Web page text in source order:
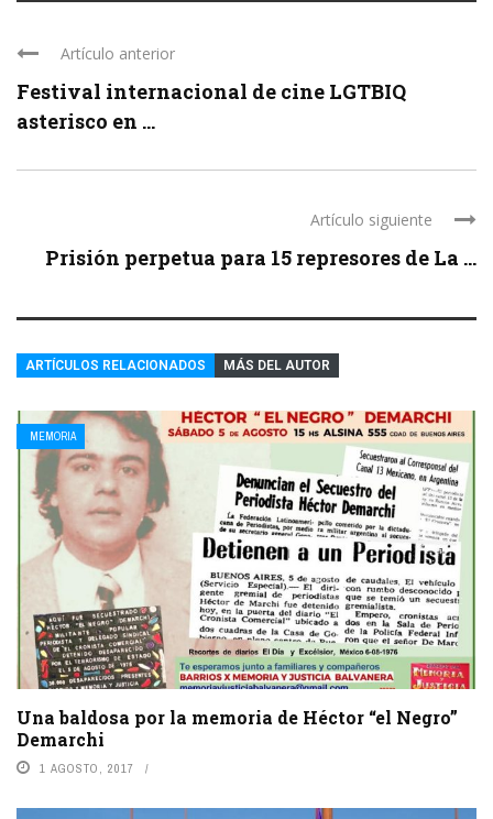
Artículo anterior
Festival internacional de cine LGTBIQ
asterisco en ...
Artículo siguiente
Prisión perpetua para 15 represores de La ...
ARTÍCULOS RELACIONADOS MÁS DEL AUTOR
MEMORIA
Una baldosa por la memoria de Héctor “el Negro”
Demarchi
1 AGOSTO, 2017